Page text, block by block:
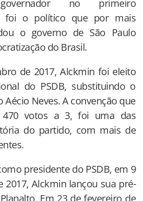
no primeiro
foi o político que por mais
o governo de São Paulo
do Brasil.
de 2017, Alckmin foi eleito
do PSDB, substituindo o
Neves. A convenção que
votos a 3, foi uma das
do partido, com mais de
presidente do PSDB, em 9
2017, Alckmin lançou sua pré-